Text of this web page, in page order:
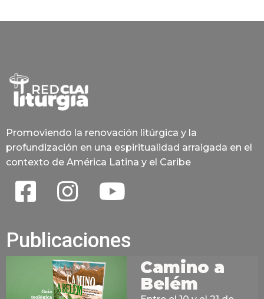
Promoviendo la renovación litúrgica y la
profundización en una espiritualidad arraigada en el
contexto de América Latina y el Caribe
Publicaciones
Camino a
Belém